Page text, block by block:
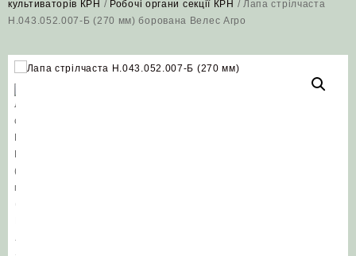
культиваторів КРН / Робочі органи секції КРН / Лапа стрілчаста
Н.043.052.007-Б (270 мм) борована Велес Агро